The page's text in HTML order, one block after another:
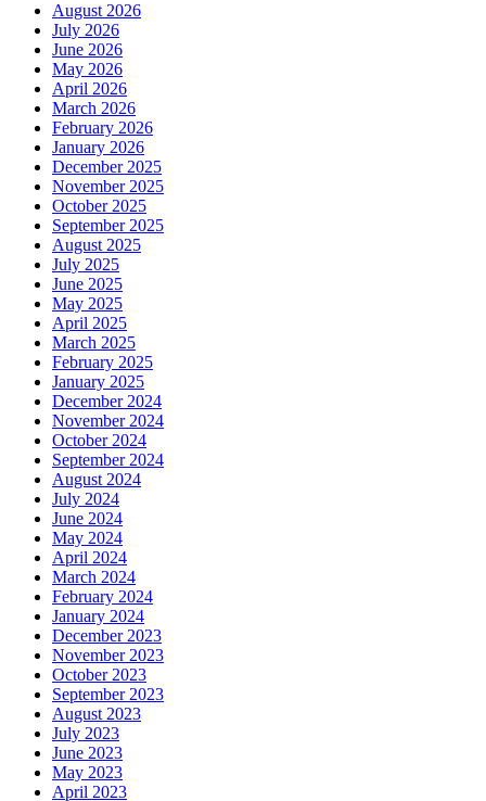
August 2026
July 2026
June 2026
May 2026
April 2026
March 2026
February 2026
January 2026
December 2025
November 2025
October 2025
September 2025
August 2025
July 2025
June 2025
May 2025
April 2025
March 2025
February 2025
January 2025
December 2024
November 2024
October 2024
September 2024
August 2024
July 2024
June 2024
May 2024
April 2024
March 2024
February 2024
January 2024
December 2023
November 2023
October 2023
September 2023
August 2023
July 2023
June 2023
May 2023
April 2023